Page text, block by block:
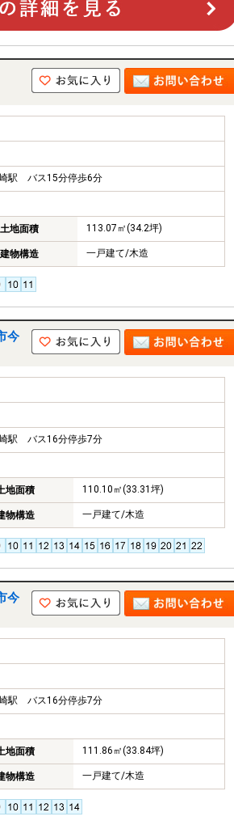
駅 バス15分停歩6分
土地面積 113.07㎡(34.2坪)
建物構造 一戸建て/木造
今
駅 バス16分停歩7分
地面積 110.10㎡(33.31坪)
物構造 一戸建て/木造
今
駅 バス16分停歩7分
地面積 111.86㎡(33.84坪)
物構造 一戸建て/木造